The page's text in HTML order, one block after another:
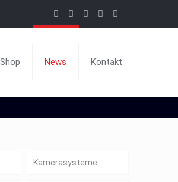
Shop News Kontakt
Kamerasysteme